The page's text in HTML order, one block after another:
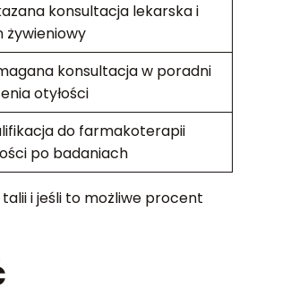
konsultacja lekarska i
żywieniowy
konsultacja w poradni
otyłości
do farmakoterapii
po badaniach
i jeśli to możliwe procent